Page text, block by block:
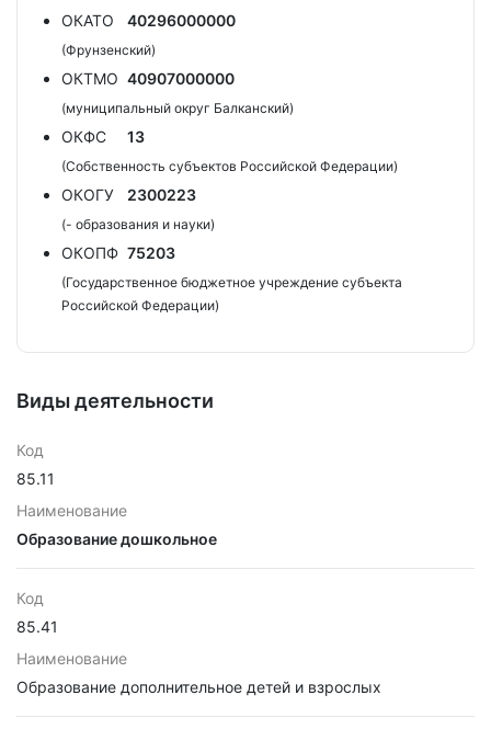
ОКАТО 40296000000
(Фрунзенский)
ОКТМО 40907000000
(муниципальный округ Балканский)
ОКФС 13
(Собственность субъектов Российской Федерации)
ОКОГУ 2300223
(- образования и науки)
ОКОПФ 75203
(Государственное бюджетное учреждение субъекта
Российской Федерации)
Виды деятельности
Код
85.11
Наименование
Образование дошкольное
Код
85.41
Наименование
Образование дополнительное детей и взрослых